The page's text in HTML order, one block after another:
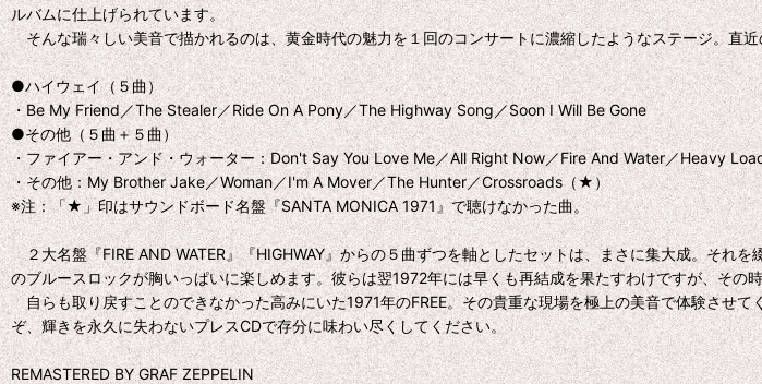
ルバムに仕上げられています。
そんな瑞々しい美音で描かれるのは、黄金時代の魅力を１回のコンサートに濃縮したようなステージ。直
●ハイウェイ（５曲）
・Be My Friend／The Stealer／Ride On A Pony／The Highway Song／Soon I Will Be Gone
●その他（５曲＋５曲）
・ファイアー・アンド・ウォーター：Don't Say You Love Me／All Right Now／Fire And Water／Heavy
・その他：My Brother Jake／Woman／I'm A Mover／The Hunter／Crossroads（★）
※注：「★」印はサウンドボード名盤『SANTA MONICA 1971』で聴けなかった曲。
２大名盤『FIRE AND WATER』『HIGHWAY』からの５曲ずつを軸としたセットは、まさに集大成。それ
のブルースロックが胸いっぱいに楽しめます。彼らは翌1972年には早くも再結成を果たすわけですが、その
自らも取り戻すことのできなかった高みにいた1971年のFREE。その貴重な現場を極上の美音で体験させ
ぞ、輝きを永久に失わないプレスCDで存分に味わい尽くしてください。
REMASTERED BY GRAF ZEPPELIN